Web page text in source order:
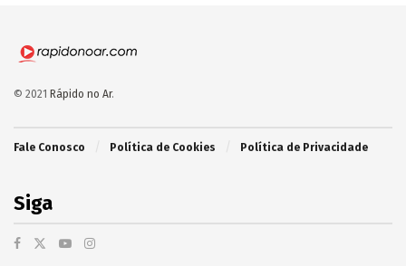
© 2021 Rápido no Ar.
Fale Conosco Política de Cookies Política de Privacidade
Siga